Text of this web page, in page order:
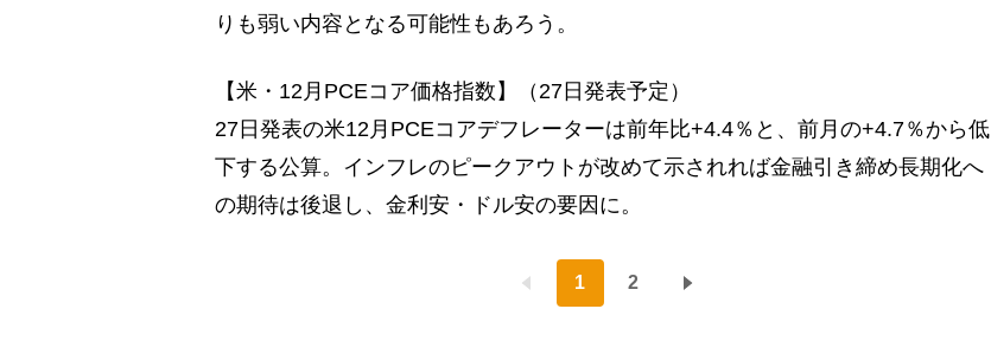
りも弱い内容となる可能性もあろう。
【米・12月PCEコア価格指数】（27日発表予定）
27日発表の米12月PCEコアデフレーターは前年比+4.4％と、前月の+4.7％から低
下する公算。インフレのピークアウトが改めて示されれば金融引き締め長期化へ
の期待は後退し、金利安・ドル安の要因に。
1 2